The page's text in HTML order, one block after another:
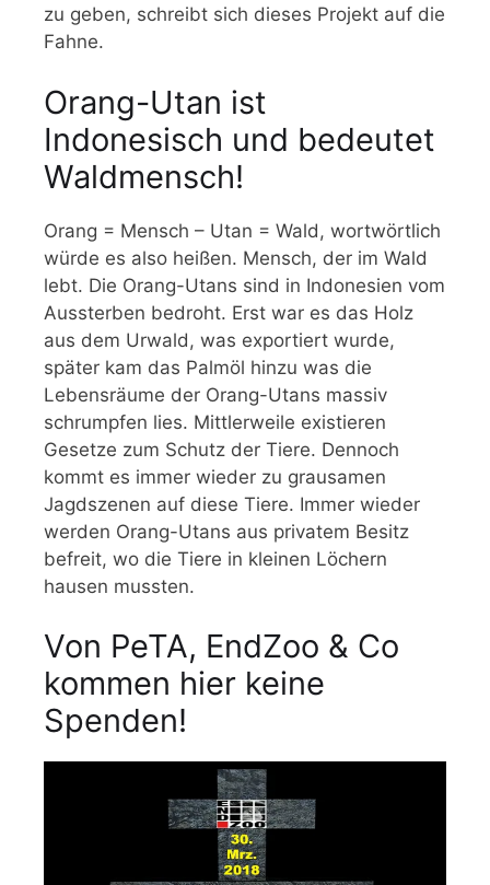
zu geben, schreibt sich dieses Projekt auf die
Fahne.
Orang-Utan ist
Indonesisch und bedeutet
Waldmensch!
Orang = Mensch – Utan = Wald, wortwörtlich
würde es also heißen. Mensch, der im Wald
lebt. Die Orang-Utans sind in Indonesien vom
Aussterben bedroht. Erst war es das Holz
aus dem Urwald, was exportiert wurde,
später kam das Palmöl hinzu was die
Lebensräume der Orang-Utans massiv
schrumpfen lies. Mittlerweile existieren
Gesetze zum Schutz der Tiere. Dennoch
kommt es immer wieder zu grausamen
Jagdszenen auf diese Tiere. Immer wieder
werden Orang-Utans aus privatem Besitz
befreit, wo die Tiere in kleinen Löchern
hausen mussten.
Von PeTA, EndZoo & Co
kommen hier keine
Spenden!